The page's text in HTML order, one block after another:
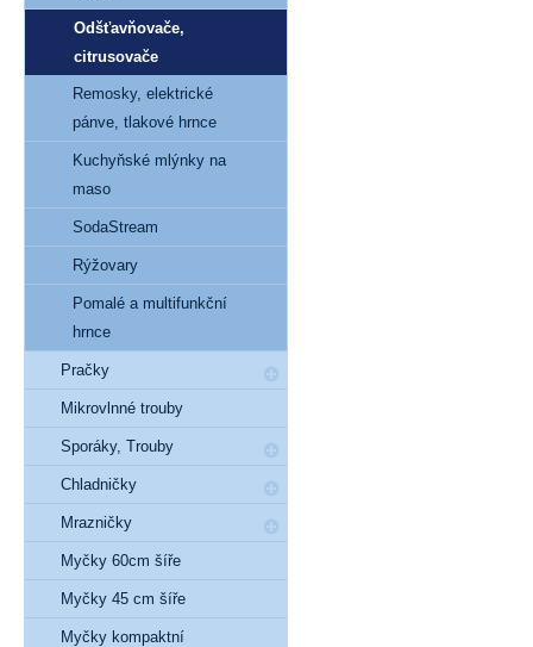
Odšťavňovače,
citrusovače
Remosky, elektrické
pánve, tlakové hrnce
Kuchyňské mlýnky na
maso
SodaStream
Rýžovary
Pomalé a multifunkční
hrnce
Pračky
Mikrovlnné trouby
Sporáky, Trouby
Chladničky
Mrazničky
Myčky 60cm šíře
Myčky 45 cm šíře
Myčky kompaktní